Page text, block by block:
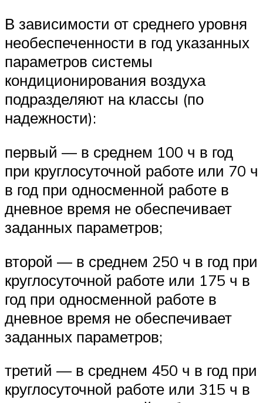
В зависимости от среднего уровня
необеспеченности в год указанных
параметров системы
кондиционирования воздуха
подразделяют на классы (по
надежности):
первый — в среднем 100 ч в год
при круглосуточной работе или 70 ч
в год при односменной работе в
дневное время не обеспечивает
заданных параметров;
второй — в среднем 250 ч в год при
круглосуточной работе или 175 ч в
год при односменной работе в
дневное время не обеспечивает
заданных параметров;
третий — в среднем 450 ч в год при
круглосуточной работе или 315 ч в